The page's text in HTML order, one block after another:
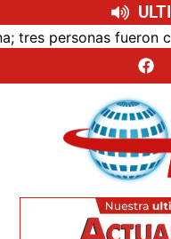
capturadas